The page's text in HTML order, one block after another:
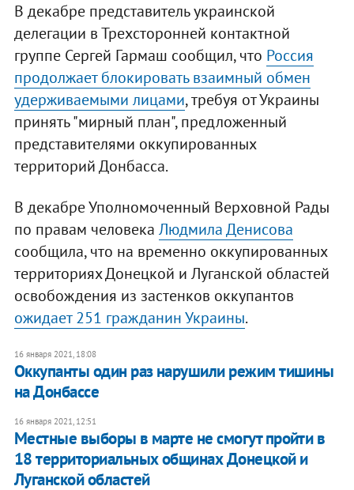
В декабре представитель украинской
делегации в Трехсторонней контактной
группе Сергей Гармаш сообщил, что Россия
продолжает блокировать взаимный обмен
удерживаемыми лицами, требуя от Украины
принять "мирный план", предложенный
представителями оккупированных
территорий Донбасса.
В декабре Уполномоченный Верховной Рады
по правам человека Людмила Денисова
сообщила, что на временно оккупированных
территориях Донецкой и Луганской областей
освобождения из застенков оккупантов
ожидает 251 гражданин Украины.
16 января 2021, 18:08
Оккупанты один раз нарушили режим тишины
на Донбассе
16 января 2021, 12:51
Местные выборы в марте не смогут пройти в
18 территориальных общинах Донецкой и
Луганской областей